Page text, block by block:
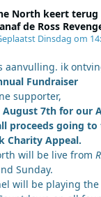
North keert
de Ross
Dinsdag om
aanvulling. ik
Fundraiser
supporter,
August 7th for our
proceeds going to
Charity Appeal.
will be live from
Sunday.
will be playing the